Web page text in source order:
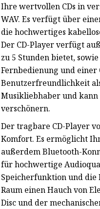
Ihre wertvollen CDs in
WAV. Es verfügt über
die hochwertiges
Der CD-Player verfügt
zu 5 Stunden bietet,
Fernbedienung und einer
Benutzerfreundlichkeit
Musikliebhaber und
verschönern.
Der tragbare CD-Player
Komfort. Es ermöglicht
außerdem Bluetooth-
für hochwertige
Speicherfunktion und die
Raum einen Hauch von
Disc und der